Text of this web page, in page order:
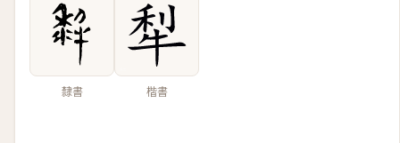
隸書 楷書